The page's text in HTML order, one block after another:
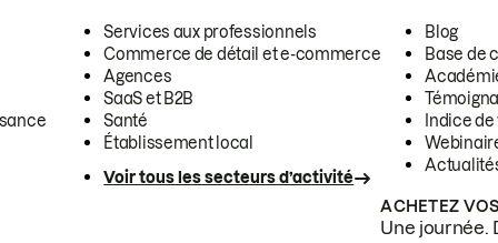
Services aux professionnels
Commerce de détail et e-commerce
Agences
SaaS et B2B
Santé
Établissement local
Voir tous les secteurs d’activité
Blog
Base de
Indice
ACHETEZ
Une journée.